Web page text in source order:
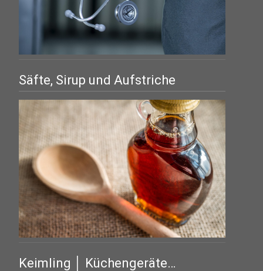
Säfte, Sirup und Aufstriche
Keimling │ Küchengeräte…